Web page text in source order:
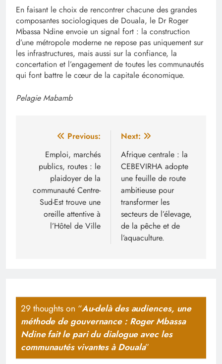
En faisant le choix de rencontrer chacune des grandes
composantes sociologiques de Douala, le Dr Roger
Mbassa Ndine envoie un signal fort : la construction
d’une métropole moderne ne repose pas uniquement sur
les infrastructures, mais aussi sur la confiance, la
concertation et l’engagement de toutes les communautés
qui font battre le cœur de la capitale économique.
Pelagie Mabamb
Navigation
l’article
Previous:
Emploi, marchés
publics, routes : le
plaidoyer de la
communauté Centre-
Sud-Est trouve une
oreille attentive à
l’Hôtel de Ville
Next:
Afrique centrale : la
CEBEVIRHA adopte
une feuille de route
ambitieuse pour
transformer les
secteurs de l’élevage,
de la pêche et de
l’aquaculture.
29 thoughts on “Au-delà des audiences, une
méthode de gouvernance : Roger Mbassa
Ndine fait le pari du dialogue avec les
communautés vivantes à Douala”